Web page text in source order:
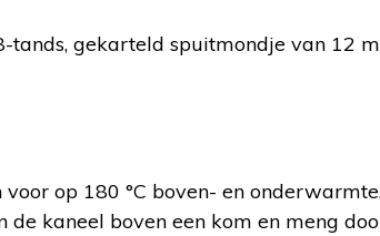
tands, gekarteld spuitmondje van 12
op 180 °C boven- en
de kaneel boven een kom en meng